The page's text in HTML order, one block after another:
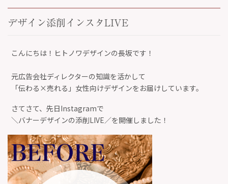
デザイン添削インスタLIVE
こんにちは！ヒトノワデザインの長坂です！
元広告会社ディレクターの知識を活かして
「伝わる×売れる」女性向けデザインをお届けしています。
さてさて、先日Instagramで
＼バナーデザインの添削LIVE／を開催しました！